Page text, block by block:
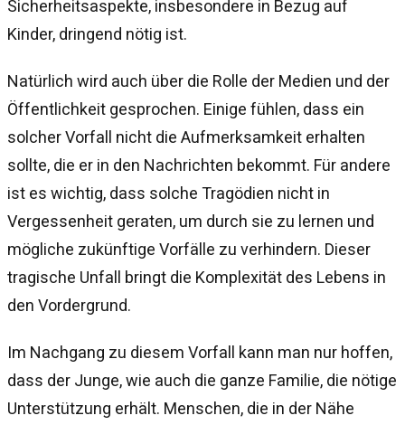
Sicherheitsaspekte, insbesondere in Bezug auf
Kinder, dringend nötig ist.
Natürlich wird auch über die Rolle der Medien und der
Öffentlichkeit gesprochen. Einige fühlen, dass ein
solcher Vorfall nicht die Aufmerksamkeit erhalten
sollte, die er in den Nachrichten bekommt. Für andere
ist es wichtig, dass solche Tragödien nicht in
Vergessenheit geraten, um durch sie zu lernen und
mögliche zukünftige Vorfälle zu verhindern. Dieser
tragische Unfall bringt die Komplexität des Lebens in
den Vordergrund.
Im Nachgang zu diesem Vorfall kann man nur hoffen,
dass der Junge, wie auch die ganze Familie, die nötige
Unterstützung erhält. Menschen, die in der Nähe